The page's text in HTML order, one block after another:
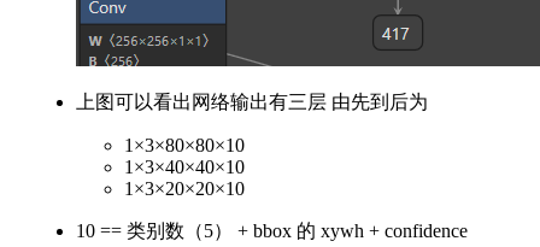
上图可以看出网络输出有三层 由先到后为
1×3×80×80×10
1×3×40×40×10
1×3×20×20×10
10 == 类别数（5） + bbox 的 xywh + confidence